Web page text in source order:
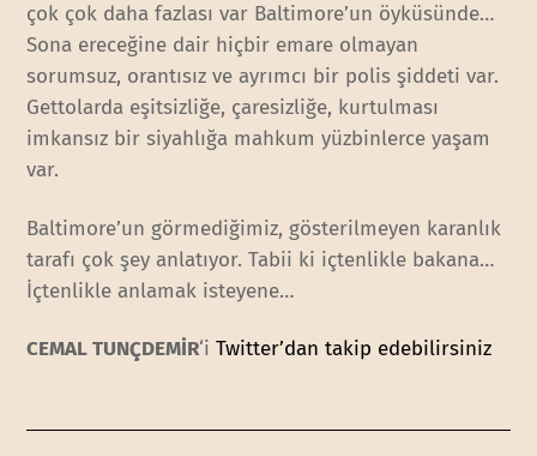
çok çok daha fazlası var Baltimore’un öyküsünde…
Sona ereceğine dair hiçbir emare olmayan
sorumsuz, orantısız ve ayrımcı bir polis şiddeti var.
Gettolarda eşitsizliğe, çaresizliğe, kurtulması
imkansız bir siyahlığa mahkum yüzbinlerce yaşam
var.
Baltimore’un görmediğimiz, gösterilmeyen karanlık
tarafı çok şey anlatıyor. Tabii ki içtenlikle bakana…
İçtenlikle anlamak isteyene…
CEMAL TUNÇDEMİR‘iTwitter’dan takip edebilirsiniz